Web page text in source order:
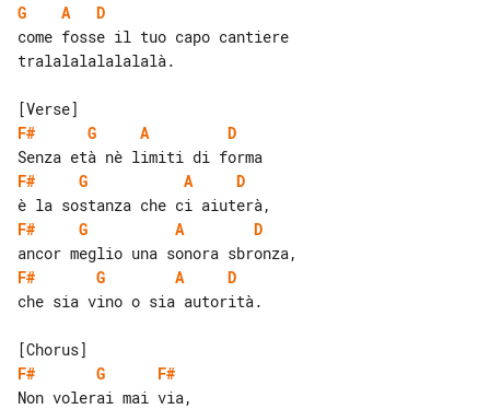
G
A
D
come fosse il tuo capo cantiere
tralalalalalalalà.
F#
G A
D
F#
G A
D
F#
G A
D
F#
G A
D
che sia vino o sia autorità.
F#
G
F#